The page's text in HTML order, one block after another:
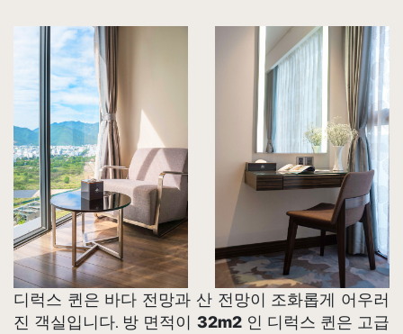
디럭스 퀸은 바다 전망과 산 전망이 조화롭게 어우러
진 객실입니다. 방 면적이 32m2인 디럭스 퀸은 고급